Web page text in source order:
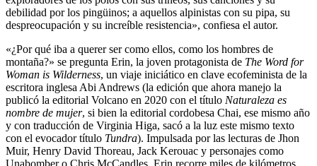
debilidad por los pingüinos; a aquellos alpinistas con su pipa, su
despreocupación y su increíble resistencia», confiesa el autor.
«¿Por qué iba a querer ser como ellos, como los hombres de
montaña?» se pregunta Erin, la joven protagonista de The Word for
Woman is Wilderness, un viaje iniciático en clave ecofeminista de la
escritora inglesa Abi Andrews (la edición que ahora manejo la
publicó la editorial Volcano en 2020 con el título Naturaleza es
nombre de mujer, si bien la editorial cordobesa Chai, ese mismo año
y con traducción de Virginia Higa, sacó a la luz este mismo texto
con el evocador título Tundra). Impulsada por las lecturas de Jhon
Muir, Henry David Thoreau, Jack Kerouac y personajes como
Unabomber o Chris McCandles, Erin recorre miles de kilómetros